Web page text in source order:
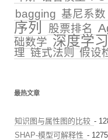
bagging 基尼系数
序列
股票排名
础数学 深度学
理链式法则假设
最热文章
知识图与属性图的比较 -
SHAP-模型可解释性 -